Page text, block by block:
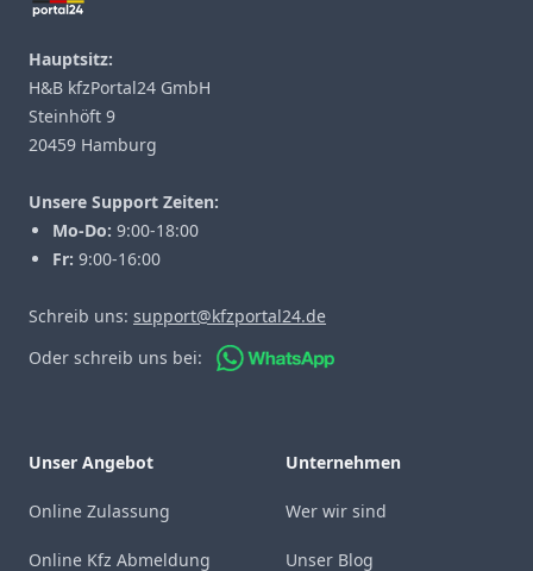
Hauptsitz:
H&B kfzPortal24 GmbH
Steinhöft 9
20459 Hamburg
Unsere Support Zeiten:
Mo-Do: 9:00-18:00
Fr: 9:00-16:00
Schreib uns: support@kfzportal24.de
Oder schreib uns bei:
Unser Angebot
Online Zulassung
Online Kfz Abmeldung
Unternehmen
Wer wir sind
Unser Blog